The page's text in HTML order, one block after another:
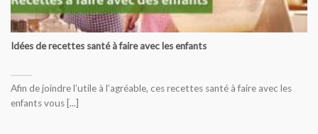
Idées de recettes santé à faire avec les enfants
Afin de joindre l’utile à l’agréable, ces recettes santé à faire avec les
enfants vous [...]